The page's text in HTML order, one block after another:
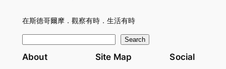
在斯德哥爾摩．觀察有時．生活有時
e
Search
About Site Map Social